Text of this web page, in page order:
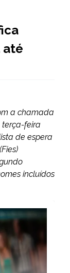
até
a chamada
terça-feira
de espera
incluídos